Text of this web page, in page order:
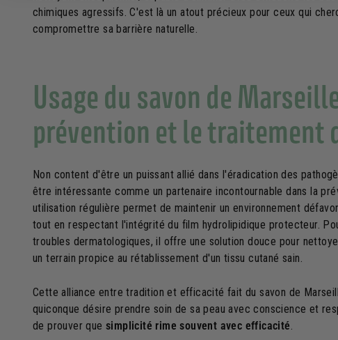
chimiques agressifs. C'est là un atout précieux pour ceux qui
compromettre sa barrière naturelle.
Usage du savon de
prévention et le traitement
Non content d'être un puissant allié dans l'éradication des
être intéressante comme un partenaire incontournable dans la
utilisation régulière permet de maintenir un environnement
tout en respectant l'intégrité du film hydrolipidique protecteur.
troubles dermatologiques, il offre une solution douce pour
un terrain propice au rétablissement d'un tissu cutané sain.
Cette alliance entre tradition et efficacité fait du savon de
quiconque désire prendre soin de sa peau avec conscience et
de prouver quesimplicité rime souvent avec efficacité.